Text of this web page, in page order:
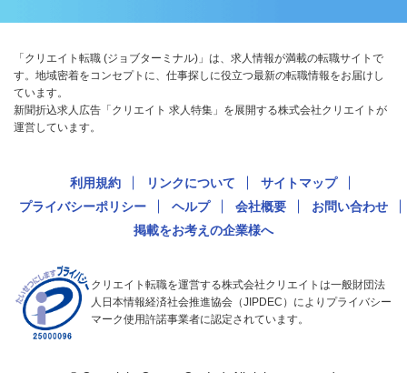
「クリエイト転職 (ジョブターミナル)」は、求人情報が満載の転職サイトで
す。地域密着をコンセプトに、仕事探しに役立つ最新の転職情報をお届けし
ています。
新聞折込求人広告「クリエイト 求人特集」を展開する株式会社クリエイトが
運営しています。
利用規約 リンクについて
サイトマップ
プライバシーポリシー
ヘルプ 会社概要
お問い合わせ
掲載をお考えの企業様へ
クリエイト転職を運営する株式会社クリエイトは一般財団法
人日本情報経済社会推進協会（JIPDEC）によりプライバシー
マーク使用許諾事業者に認定されています。